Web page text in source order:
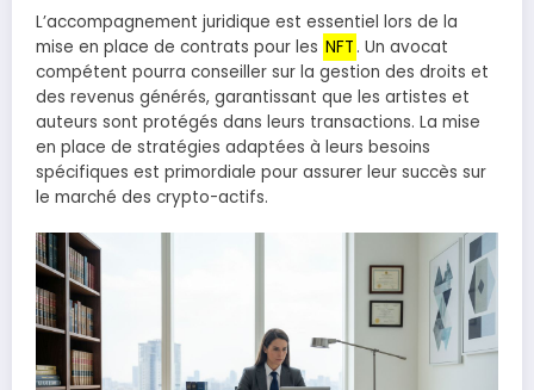
L’accompagnement juridique est essentiel lors de la
mise en place de contrats pour les NFT . Un avocat
compétent pourra conseiller sur la gestion des droits et
des revenus générés, garantissant que les artistes et
auteurs sont protégés dans leurs transactions. La mise
en place de stratégies adaptées à leurs besoins
spécifiques est primordiale pour assurer leur succès sur
le marché des crypto-actifs.